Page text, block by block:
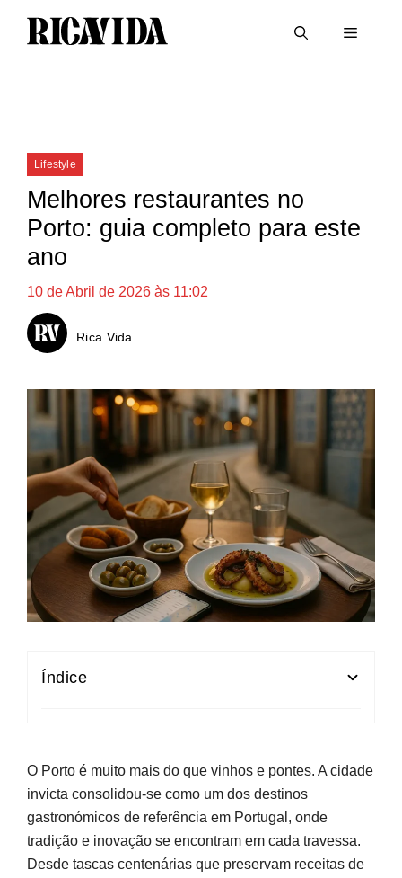
Categorias
Lifestyle
Melhores restaurantes no
Porto: guia completo para este
ano
10 de Abril de 2026 às 11:02
Rica Vida
Índice
Orçamento realista
Localização estratégica
O Porto é muito mais do que vinhos e pontes. A cidade
invicta consolidou-se como um dos destinos
gastronómicos de referência em Portugal, onde
tradição e inovação se encontram em cada travessa.
Desde tascas centenárias que preservam receitas de